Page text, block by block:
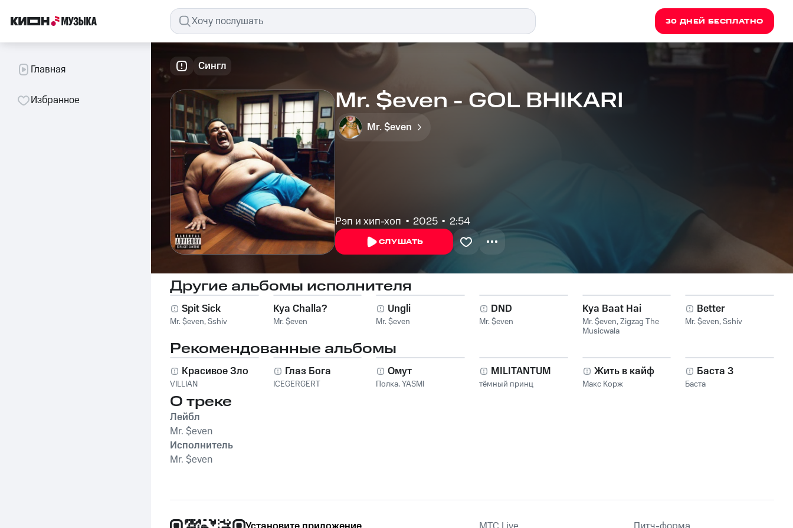
30 ДНЕЙ БЕСПЛАТНО
Главная
Избранное
Сингл
Mr. $even - GOL BHIKARI
Mr. $even
Рэп и хип-хоп 2025 2:54
СЛУШАТЬ
Другие альбомы исполнителя
Spit Sick
Mr. $even,Sshiv
Kya Challa?
Mr. $even
Ungli
Mr. $even
DND
Mr. $even
Kya Baat Hai
Mr. $even,Zigzag The
Musicwala
Better
Mr. $even,Sshiv
Рекомендованные альбомы
Красивое Зло
VILLIAN
Глаз Бога
ICEGERGERT
Омут
Полка,YASMI
MILITANTUM
тёмный принц
Жить в кайф
Макс Корж
Баста 3
Баста
О треке
Лейбл
Mr. $even
Исполнитель
Mr. $even